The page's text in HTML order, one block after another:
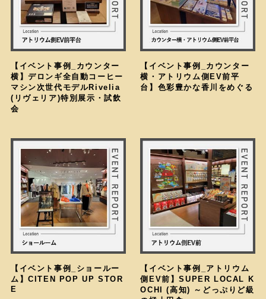
【イベント事例_カウンター
横】デロンギ全自動コーヒー
マシン次世代モデルRivelia
(リヴェリア)特別展示・試飲
会
【イベント事例_カウンター
横・アトリウム側EV前平
台】色彩豊かな香川をめぐる
【イベント事例_ショールー
ム】CITEN POP UP STOR
E
【イベント事例_アトリウム
側EV前】SUPER LOCAL K
OCHI (高知) ～どっぷりど級